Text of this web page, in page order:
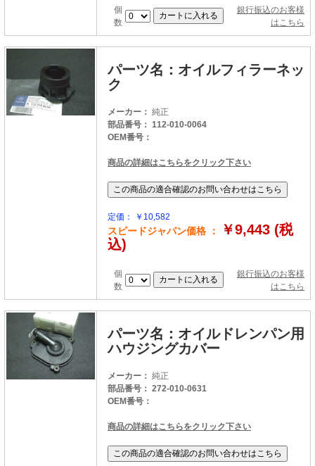
個
数
銀行振込のお客様
はこちら
パーツ名：オイルフィラーネッ
ク
メーカー： 純正
部品番号： 112-010-0064
OEM番号：
商品の詳細はこちらをクリック下さい
定価： ￥10,582
スピードジャパン価格 ：
￥9,443 (税
込)
個
数
銀行振込のお客様
はこちら
パーツ名：オイルドレンパン用
ハウジングカバー
メーカー： 純正
部品番号： 272-010-0631
OEM番号：
商品の詳細はこちらをクリック下さい